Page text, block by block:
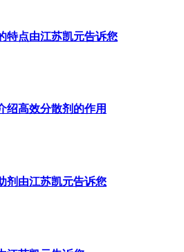
特点由江苏凯元告诉您
绍高效分散剂的作用
剂由江苏凯元告诉您